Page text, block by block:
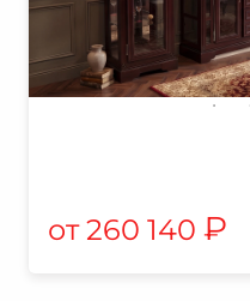
260 140 ₽